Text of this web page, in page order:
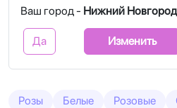
Ваш город - Нижний Новгород
Да Изменить
Букеты роз на
Розы Белые Розовые